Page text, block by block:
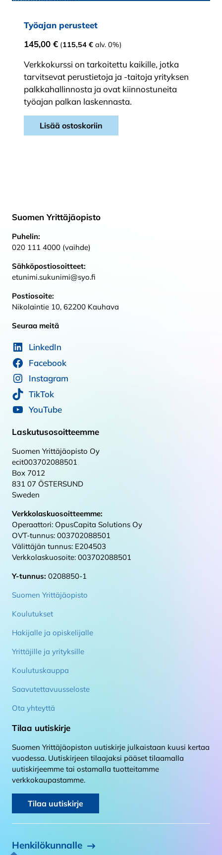
Työajan perusteet
145,00 € (115,54 € alv. 0%)
Verkkokurssi on tarkoitettu kaikille, jotka
tarvitsevat perustietoja ja -taitoja yrityksen
palkkahallinnosta ja ovat kiinnostuneita
työajan palkan laskennasta.
Lisää ostoskoriin
Suomen Yrittäjäopisto
Puhelin:
020 111 4000 (vaihde)
Sähköpostiosoitteet:
etunimi.sukunimi@syo.fi
Postiosoite:
Nikolaintie 10, 62200 Kauhava
Seuraa meitä
LinkedIn
Facebook
Instagram
TikTok
YouTube
Laskutusosoitteemme
Suomen Yrittäjäopisto Oy
ecit003702088501
Box 7012
831 07 ÖSTERSUND
Sweden
Verkkolaskuosoitteemme:
Operaattori: OpusCapita Solutions Oy
OVT-tunnus: 003702088501
Välittäjän tunnus: E204503
Verkkolaskuosoite: 003702088501
Y-tunnus: 0208850-1
Suomen Yrittäjäopisto
Koulutukset
Hakijalle ja opiskelijalle
Yrittäjille ja yrityksille
Koulutuskauppa
Saavutettavuusseloste
Ota yhteyttä
Tilaa uutiskirje
Suomen Yrittäjäopiston uutiskirje julkaistaan kuusi kertaa
vuodessa. Uutiskirjeen tilaajaksi pääset tilaamalla
uutiskirjeemme tai ostamalla tuotteitamme
verkkokaupastamme.
Tilaa uutiskirje
Henkilökunnalle
Takaisin alkuun